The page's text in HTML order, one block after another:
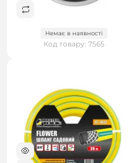
Немає в наявності
Код товару: 7565